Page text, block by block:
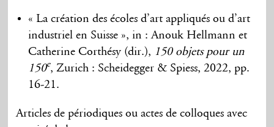
« La création des écoles d’art appliqués ou d’art
industriel en Suisse », in : Anouk Hellmann et
Catherine Corthésy (dir.), 150 objets pour un
150e, Zurich : Scheidegger & Spiess, 2022, pp.
16-21.
Articles de périodiques ou actes de colloques avec